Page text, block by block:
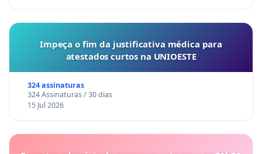
Impeça o fim da justificativa médica para
atestados curtos na UNIOESTE
324 assinaturas
324 Assinaturas / 30 dias
15 Jul 2026